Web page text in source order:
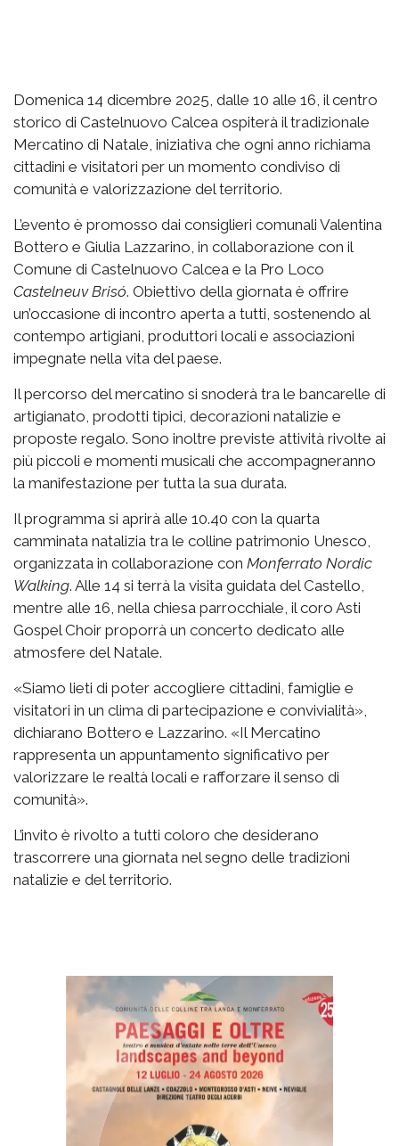
Domenica 14 dicembre 2025, dalle 10 alle 16, il centro
storico di Castelnuovo Calcea ospiterà il tradizionale
Mercatino di Natale, iniziativa che ogni anno richiama
cittadini e visitatori per un momento condiviso di
comunità e valorizzazione del territorio.
L’evento è promosso dai consiglieri comunali Valentina
Bottero e Giulia Lazzarino, in collaborazione con il
Comune di Castelnuovo Calcea e la Pro Loco
Castelneuv Brisó. Obiettivo della giornata è offrire
un’occasione di incontro aperta a tutti, sostenendo al
contempo artigiani, produttori locali e associazioni
impegnate nella vita del paese.
Il percorso del mercatino si snoderà tra le bancarelle di
artigianato, prodotti tipici, decorazioni natalizie e
proposte regalo. Sono inoltre previste attività rivolte ai
più piccoli e momenti musicali che accompagneranno
la manifestazione per tutta la sua durata.
Il programma si aprirà alle 10.40 con la quarta
camminata natalizia tra le colline patrimonio Unesco,
organizzata in collaborazione con Monferrato Nordic
Walking. Alle 14 si terrà la visita guidata del Castello,
mentre alle 16, nella chiesa parrocchiale, il coro Asti
Gospel Choir proporrà un concerto dedicato alle
atmosfere del Natale.
«Siamo lieti di poter accogliere cittadini, famiglie e
visitatori in un clima di partecipazione e convivialità»,
dichiarano Bottero e Lazzarino. «Il Mercatino
rappresenta un appuntamento significativo per
valorizzare le realtà locali e rafforzare il senso di
comunità».
L’invito è rivolto a tutti coloro che desiderano
trascorrere una giornata nel segno delle tradizioni
natalizie e del territorio.